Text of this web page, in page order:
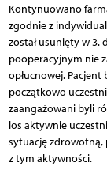
Kontynuowano
zgodnie z
został usunięty w 3.
pooperacyjnym nie
opłucnowej.
początkowo
zaangażowani byli
los aktywnie
sytuację zdrowotną,
z tym aktywności.